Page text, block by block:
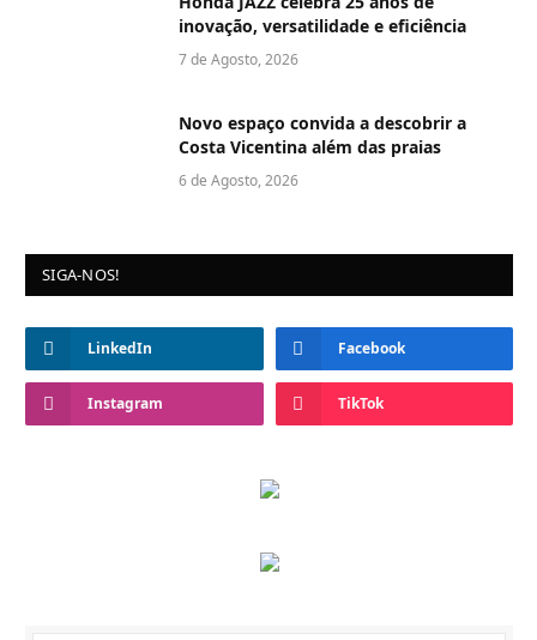
inovação, versatilidade e eficiência
7 de Agosto, 2026
Novo espaço convida a descobrir a
Costa Vicentina além das praias
6 de Agosto, 2026
SIGA-NOS!
LinkedIn Facebook
Instagram TikTok